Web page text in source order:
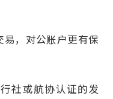
，对公账户更有保
社或航协认证的发